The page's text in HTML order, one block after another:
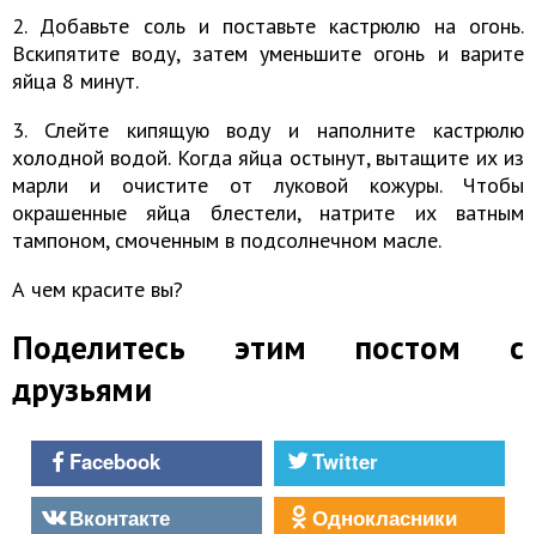
2. Добавьте соль и поставьте кастрюлю на огонь.
Вскипятите воду, затем уменьшите огонь и варите
яйца 8 минут.
3. Слейте кипящую воду и наполните кастрюлю
холодной водой. Когда яйца остынут, вытащите их из
марли и очистите от луковой кожуры. Чтобы
окрашенные яйца блестели, натрите их ватным
тампоном, смоченным в подсолнечном масле.
А чем красите вы?
Поделитесь этим постом с
друзьями
Facebook
Twitter
Вконтакте
Однокласники